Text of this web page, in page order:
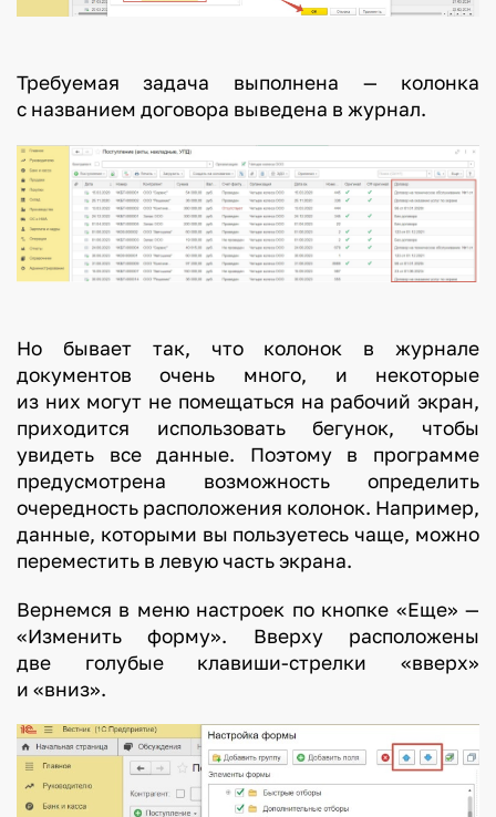
Требуемая задача выполнена — колонка
с названием договора выведена в журнал.
Но бывает так, что колонок в журнале
документов очень много, и некоторые
из них могут не помещаться на рабочий экран,
приходится использовать бегунок, чтобы
увидеть все данные. Поэтому в программе
предусмотрена возможность определить
очередность расположения колонок. Например,
данные, которыми вы пользуетесь чаще, можно
переместить в левую часть экрана.
Вернемся в меню настроек по кнопке «Еще» —
«Изменить форму». Вверху расположены
две голубые клавиши-стрелки «вверх»
и «вниз».